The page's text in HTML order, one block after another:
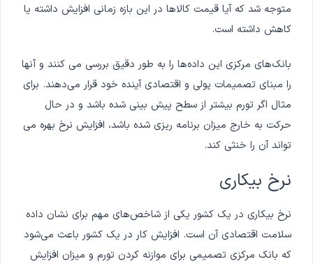
متوجه شد که آیا قیمت کالاها در این بازه زمانی افزایش داشته یا
کاهش داشته است.
بانک‌های مرکزی این داده‌ها را به طور دقیق بررسی می کنند و آنها
را مبنای تصمیمات پولی و اقتصادی آینده خود قرار می‌دهند. برای
مثال اگر تورم بیشتر از سطح پیش بینی شده باشد و در حال
حرکت به خارج میزان برنامه ریزی شده باشد، افزایش نرخ بهره می
تواند آن را خنثی کند.
نرخ بیکاری
نرخ بیکاری در یک کشور یکی از شاخص‌های مهم برای نشان داده
سلامت اقتصادی آن است. افزایش کار در یک کشور باعث می‌شود
که بانک مرکزی تصمیمی برای موازنه کردن تورم و میزان افزایش